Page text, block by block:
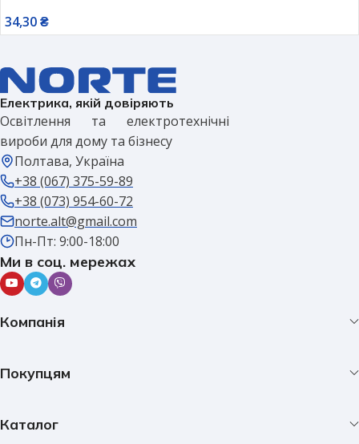
34,30₴
Електрика, якій довіряють
Освітлення та електротехнічні
вироби для дому та бізнесу
Полтава, Україна
+38 (067) 375-59-89
+38 (073) 954-60-72
norte.alt@gmail.com
Пн-Пт: 9:00-18:00
Ми в соц. мережах
Компанія
Покупцям
Каталог